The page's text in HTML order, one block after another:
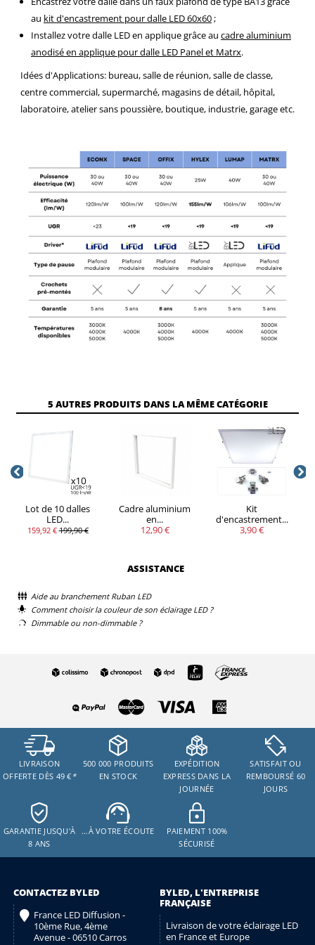
au kit d'encastrement pour dalle LED 60x60 ;
Installez votre dalle LED en applique grâce au cadre aluminium
anodisé en applique pour dalle LED Panel et Matrx.
Idées d'Applications: bureau, salle de réunion, salle de classe,
centre commercial, supermarché, magasins de détail, hôpital,
laboratoire, atelier sans poussière, boutique, industrie, garage etc.
5 AUTRES PRODUITS DANS LA MÊME CATÉGORIE
Lot de 10 dalles
LED...
159,92 € 199,90 €
Cadre aluminium
en...
12,90 €
Kit
d'encastrement...
3,90 €
ASSISTANCE
Aide au branchement Ruban LED
Comment choisir la couleur de son éclairage LED ?
Dimmable ou non-dimmable ?
LIVRAISON
OFFERTE DÈS 49 € *
500 000 PRODUITS
EN STOCK
EXPÉDITION
EXPRESS DANS LA
JOURNÉE
SATISFAIT OU
REMBOURSÉ 60
JOURS
GARANTIE JUSQU'À
8 ANS
…À VOTRE ÉCOUTE
PAIEMENT 100%
SÉCURISÉ
CONTACTEZ BYLED
France LED Diffusion -
10ème Rue, 4ème
Avenue - 06510 Carros
BYLED, L'ENTREPRISE
FRANÇAISE
Livraison de votre éclairage LED
en France et Europe